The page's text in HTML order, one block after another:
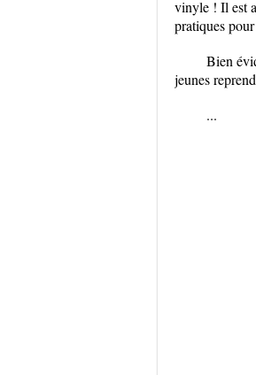
vinyle ! Il est
pratiques
Bien
jeunes
...